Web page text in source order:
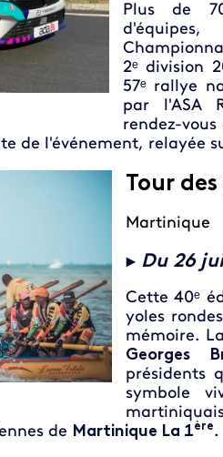
Plus de
2ᵉ division
57ᵉ rallye
par l'ASA
rendez-
de l'événement, relayée
Tour
Martinique
► Du 26
Cette 40ᵉ
yoles
mémoire.
Georges
présidents
symbole
de Martinique La 1ère.